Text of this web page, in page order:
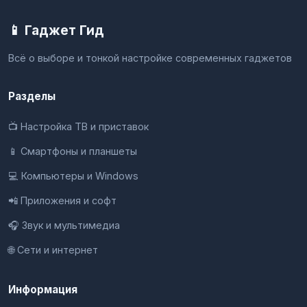
📱 Гаджет Гид
Всё о выборе и тонкой настройке современных гаджетов
Разделы
📺 Настройка ТВ и приставок
📱 Смартфоны и планшеты
💻 Компьютеры и Windows
📲 Приложения и софт
🎧 Звук и мультимедиа
🌐 Сети и интернет
Информация